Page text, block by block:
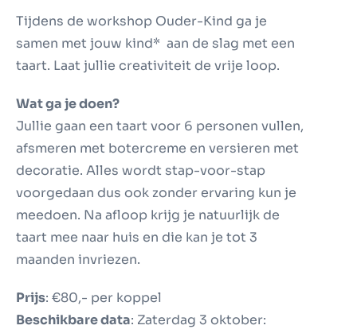
Tijdens de workshop Ouder-Kind ga je
samen met jouw kind* aan de slag met een
taart. Laat jullie creativiteit de vrije loop.
Wat ga je doen?
Jullie gaan een taart voor 6 personen vullen,
afsmeren met botercreme en versieren met
decoratie. Alles wordt stap-voor-stap
voorgedaan dus ook zonder ervaring kun je
meedoen. Na afloop krijg je natuurlijk de
taart mee naar huis en die kan je tot 3
maanden invriezen.
Prijs: €80,- per koppel
Beschikbare data: Zaterdag 3 oktober: